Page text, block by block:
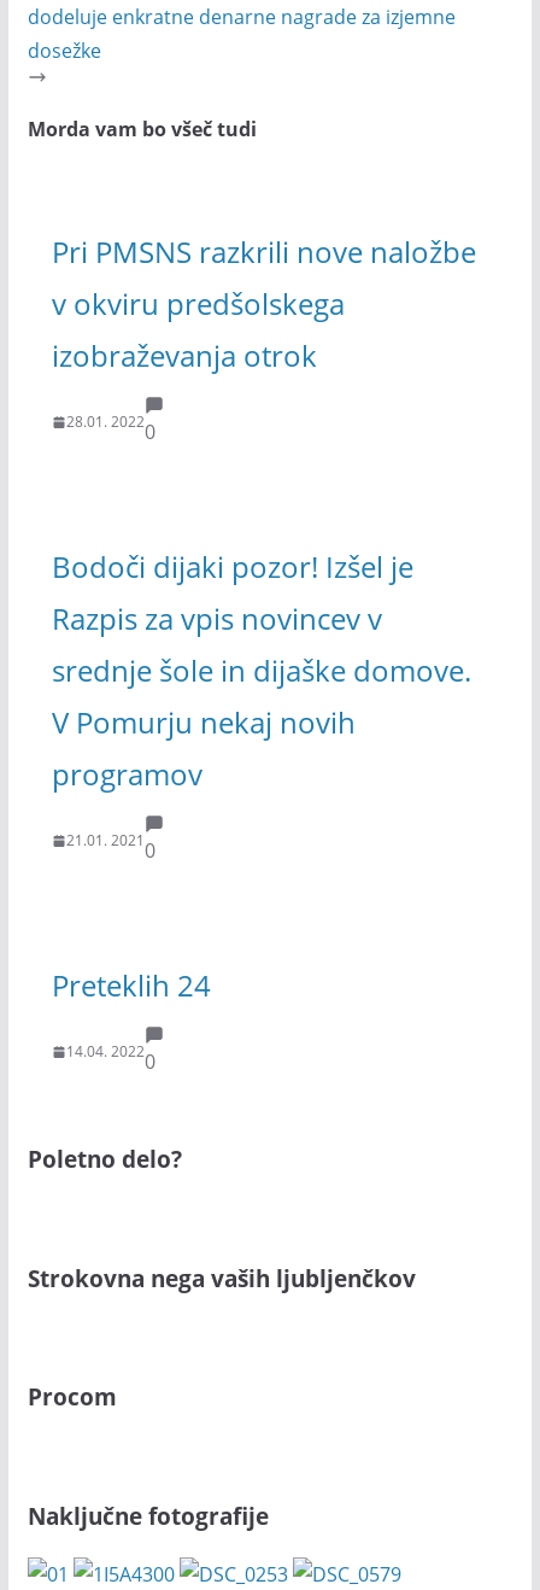
dodeluje enkratne denarne nagrade za izjemne
dosežke
Morda vam bo všeč tudi
Pri PMSNS razkrili nove naložbe
v okviru predšolskega
izobraževanja otrok
28.01. 20220
Bodoči dijaki pozor! Izšel je
Razpis za vpis novincev v
srednje šole in dijaške domove.
V Pomurju nekaj novih
programov
21.01. 20210
Preteklih 24
14.04. 20220
Poletno delo?
Strokovna nega vaših ljubljenčkov
Procom
Naključne fotografije